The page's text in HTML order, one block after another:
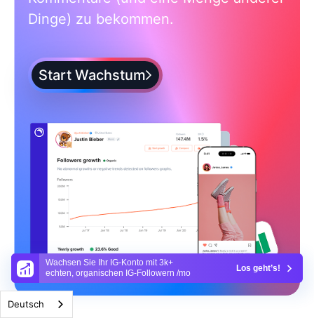
Wachsen Sie Ihr IG-Konto mit 3k+
echten, organischen IG-Followern /mo
Los geht’s!
Dinge) zu bekommen.
Start Wachstum
Deutsch